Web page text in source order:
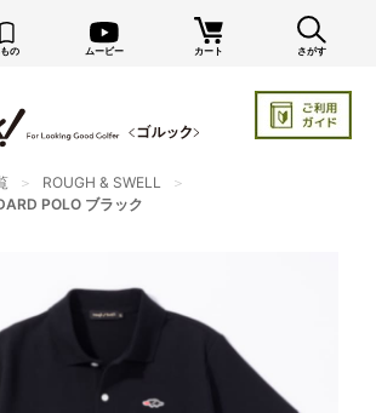
の ムービー カート さがす
ROUGH & SWELL
POLO ブラック
×
からのお知らせ（受信設定）
や編集部のオススメ、オトクな情報・買い
を受信できます。
の新作商品情報をいち早くお届け（メルマガ）